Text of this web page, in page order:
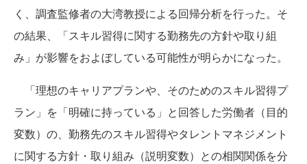
く、調査監修者の大湾教授による回帰分析を行った。そ
の結果、「スキル習得に関する勤務先の方針や取り組
み」が影響をおよぼしている可能性が明らかになった。
「理想のキャリアプランや、そのためのスキル習得プ
ラン」を「明確に持っている」と回答した労働者（目的
変数）の、勤務先のスキル習得やタレントマネジメント
に関する方針・取り組み（説明変数）との相関関係を分